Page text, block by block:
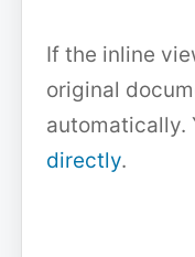
If the inline
original
automatically.
directly.